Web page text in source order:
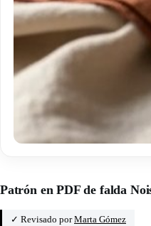
Patrón en PDF de falda
✓ Revisado porMarta Gómez